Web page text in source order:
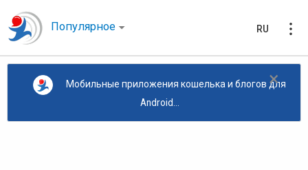
Популярное RU
×
Мобильные приложения кошелька и блогов для
Android...